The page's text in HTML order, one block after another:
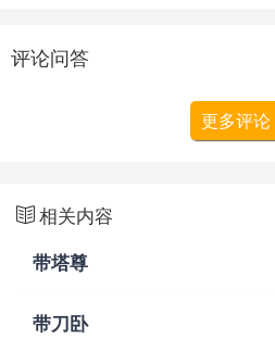
评论问答
更多评论
相关内容
带塔尊
带刀卧